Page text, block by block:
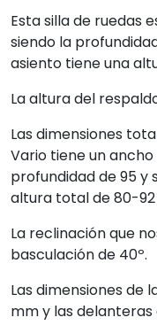
Esta silla de ruedas
siendo la
asiento tiene una
La altura del
Las dimensiones
Vario tiene un
profundidad de 95 y
altura total de 80-
La reclinación que
basculación de 40º.
Las dimensiones de
mm y las delanteras